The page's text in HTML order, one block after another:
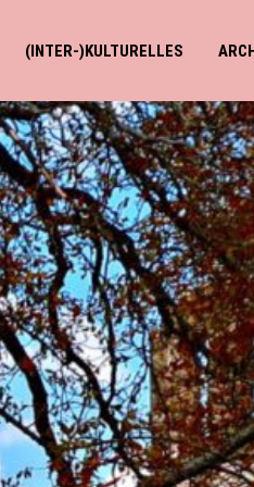
(INTER-)KULTURELLES